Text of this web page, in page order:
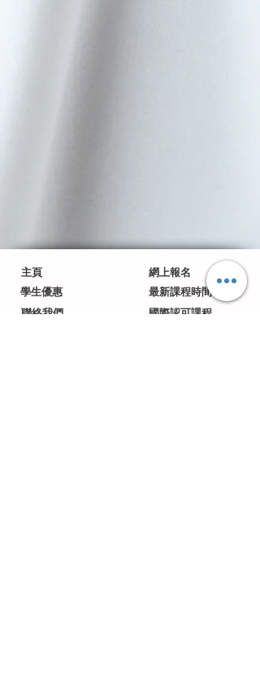
主頁
學生優惠
聯絡我們
網上報名
最新課程時間表
國際認可課程